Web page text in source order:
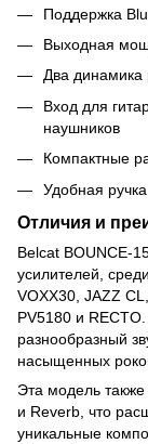
Поддержка
Выходная
Два
Вход для
наушников
Компактные
Удобная
Отличия и
Belcat BOUNCE-
усилителей,
VOXX30, JAZZ
PV5180 и
разнообразный
насыщенных
Эта модель
и Reverb, что
уникальные